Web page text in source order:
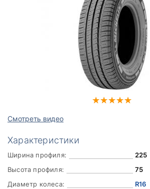
Смотреть видео
Характеристики
Ширина профиля:
225
Высота профиля:
75
Диаметр колеса:
R16